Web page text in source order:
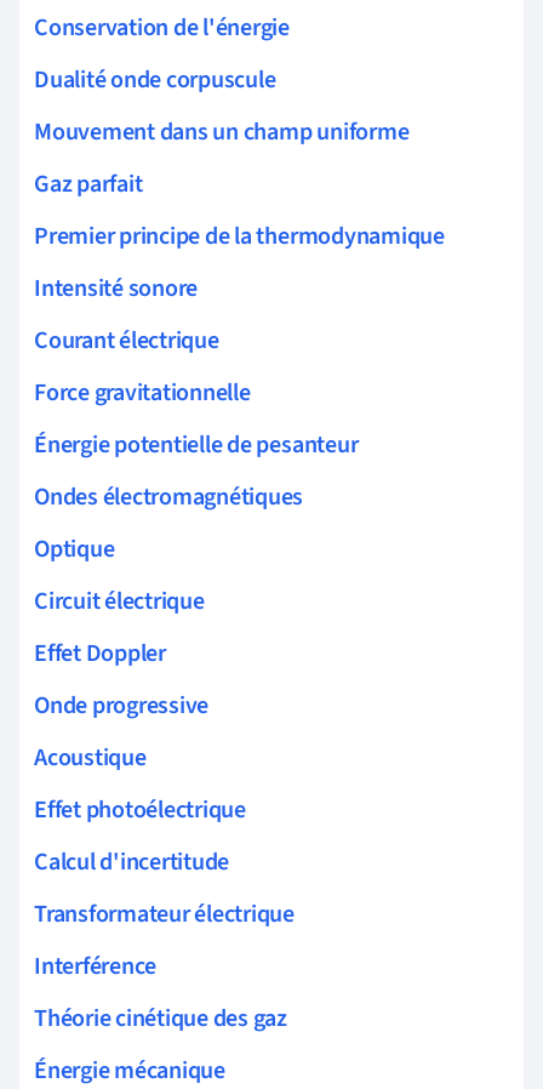
Conservation de l'énergie
Dualité onde corpuscule
Mouvement dans un champ uniforme
Gaz parfait
Premier principe de la thermodynamique
Intensité sonore
Courant électrique
Force gravitationnelle
Énergie potentielle de pesanteur
Ondes électromagnétiques
Optique
Circuit électrique
Effet Doppler
Onde progressive
Acoustique
Effet photoélectrique
Calcul d'incertitude
Transformateur électrique
Interférence
Théorie cinétique des gaz
Énergie mécanique